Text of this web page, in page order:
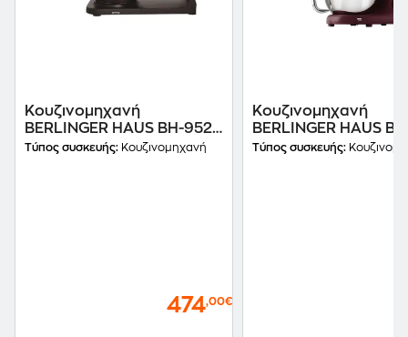
Κουζινομηχανή
BERLINGER HAUS BH-9529
1800 W 7 L Μαύρο
Τύπος συσκευής: Κουζινομηχανή
474,00€
Κουζινομηχανή
BERLINGER HAUS
1500 W 5.5 L
Τύπος συσκευής: